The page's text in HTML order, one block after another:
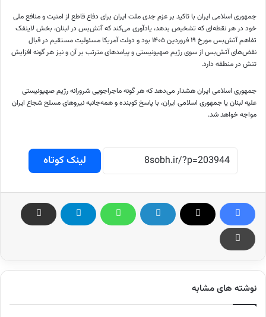
جمهوری اسلامی ایران با تاکید بر عزم جدی ملت ایران برای دفاع قاطع از امنیت و منافع ملی
خود در هر نقطه‌ای که تشخیص بدهد، یادآوری می‌کند که آتش‌بس در لبنان، بخش لاینفک
تفاهم آتش‌بس مورخ ۱۹ فروردین ۱۴۰۵ بود و دولت آمریکا مسئولیت مستقیم در قبال
نقض‌های آتش‌بس از سوی رژیم صهیونیستی و پیامدهای مترتب بر آن و نیز هر گونه افزایش
تنش در منطقه دارد.
جمهوری اسلامی ایران هشدار می‌دهد که هر گونه ماجراجویی شرورانه رژیم صهیونیستی
علیه لبنان یا جمهوری اسلامی ایران، با پاسخ کوبنده و همه‌جانبه نیروهای مسلح شجاع ایران
مواجه خواهد شد.
لینک کوتاه
نوشته های مشابه